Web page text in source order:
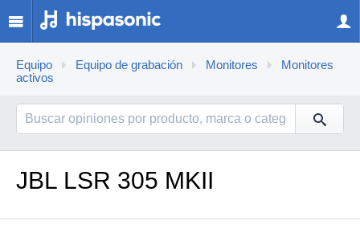
Equipo Equipo de grabación Monitores
Monitores
activos
JBL LSR 305 MKII